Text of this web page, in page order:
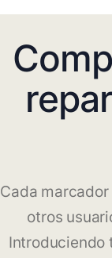
Cada
otros
Introduciendo